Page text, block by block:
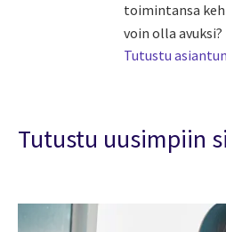
toimintansa
voin olla avuksi?
Tutustu
Tutustu uusimpiin